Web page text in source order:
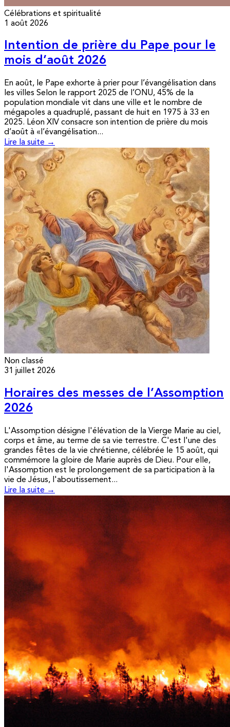
Célébrations et spiritualité
1 août 2026
Intention de prière du Pape pour le
mois d’août 2026
En août, le Pape exhorte à prier pour l’évangélisation dans
les villes Selon le rapport 2025 de l’ONU, 45% de la
population mondiale vit dans une ville et le nombre de
mégapoles a quadruplé, passant de huit en 1975 à 33 en
2025. Léon XIV consacre son intention de prière du mois
d’août à «l’évangélisation...
Lire la suite →
Non classé
31 juillet 2026
Horaires des messes de l’Assomption
2026
L'Assomption désigne l'élévation de la Vierge Marie au ciel,
corps et âme, au terme de sa vie terrestre. C'est l'une des
grandes fêtes de la vie chrétienne, célébrée le 15 août, qui
commémore la gloire de Marie auprès de Dieu. Pour elle,
l'Assomption est le prolongement de sa participation à la
vie de Jésus, l'aboutissement...
Lire la suite →